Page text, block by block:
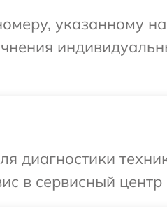
указанному
диагностики
в сервисный центр